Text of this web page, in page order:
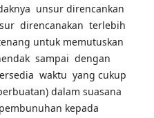
unsur direncankan
direncanakan terlebih
untuk memutuskan
sampai dengan
waktu yang cukup
dalam suasana
kepada